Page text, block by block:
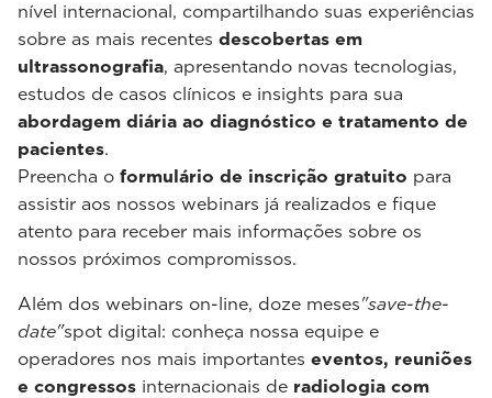
nível internacional, compartilhando suas experiências
sobre as mais recentes descobertas em
ultrassonografia, apresentando novas tecnologias,
estudos de casos clínicos e insights para sua
abordagem diária ao diagnóstico e tratamento de
pacientes.
Preencha o formulário de inscrição gratuito para
assistir aos nossos webinars já realizados e fique
atento para receber mais informações sobre os
nossos próximos compromissos.
Além dos webinars on-line, doze meses"save-the-
date"spot digital: conheça nossa equipe e
operadores nos mais importantes eventos, reuniões
e congressos internacionais de radiologia com